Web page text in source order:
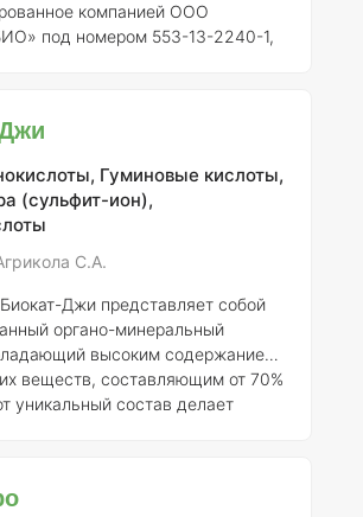
компанией ООО
под номером 553-13-2240-1,
микроэлементов и активных
растений, а также их
к различным стрессовым
как неблагоприятные
и заболевания.
Гуминовые кислоты,
(сульфит-ион),
С.А.
Джи представляет собой
органо-минеральный
высоким содержанием
веществ, составляющим от 70%
уникальный состав делает
содержит гуминовые и